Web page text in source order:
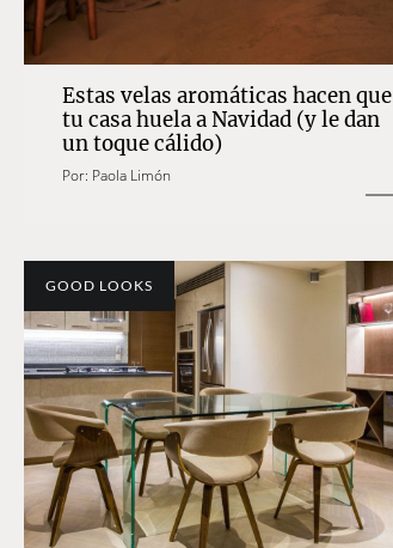
Estas velas aromáticas hacen que
tu casa huela a Navidad (y le dan
un toque cálido)
Por: Paola Limón
GOOD LOOKS